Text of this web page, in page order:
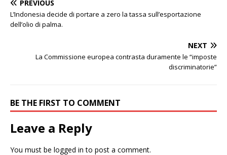
PREVIOUS
L’Indonesia decide di portare a zero la tassa sull’esportazione
dell’olio di palma.
NEXT
La Commissione europea contrasta duramente le “imposte
discriminatorie”
BE THE FIRST TO COMMENT
Leave a Reply
You must be logged in to post a comment.